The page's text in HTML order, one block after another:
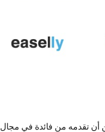
أن تقدمه من فائدة في مجال